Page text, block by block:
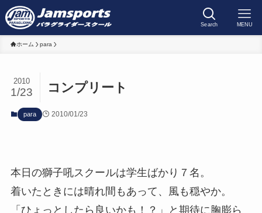
Search MENU
ホーム para
コンプリート
2010
1/23
para 2010/01/23
本日の獅子吼スクールは学生ばかり７名。
着いたときには晴れ間もあって、風も穏やか。
「ひょっとしたら良いかも！？」と期待に胸膨ら